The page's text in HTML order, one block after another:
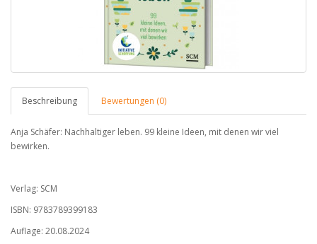
Beschreibung Bewertungen (0)
Anja Schäfer: Nachhaltiger leben. 99 kleine Ideen, mit denen wir viel
bewirken.
Verlag: SCM
ISBN: 9783789399183
Auflage: 20.08.2024